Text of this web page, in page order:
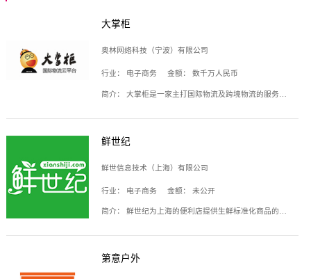
大掌柜
奥林网络科技（宁波）有限公司
行业： 电子商务 金额： 数千万人民币
简介： 大掌柜是一家主打国际物流及跨境物流的服务云平台，致力于帮助全球国际物流企业在互联网上建立自己的平台，核心产品包括运价通、生意通、业务通、订舱通、招财通等，奥林网络科技（宁波）有限公司旗下产品。
鲜世纪
鲜世信息技术（上海）有限公司
行业： 电子商务 金额： 未公开
简介： 鲜世纪为上海的便利店提供生鲜标准化商品的供应链服务，帮商家解决生鲜采购、运营问题，帮助商家销售。平台提供的商品覆盖果蔬肉类、常温与低温奶制品、冷冻食品、零食饮料、粮油副食、居家洗护等多个品类，上架SKU3000余个。公司建立了近万平方米的仓储场地和物流配送体系，为合作商家提供快速配送服务。
第意户外